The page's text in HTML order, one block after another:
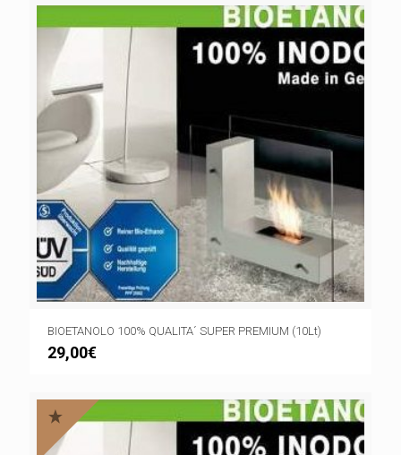
BIOETANOLO 100% QUALITA´ SUPER PREMIUM (10Lt)
29,00€